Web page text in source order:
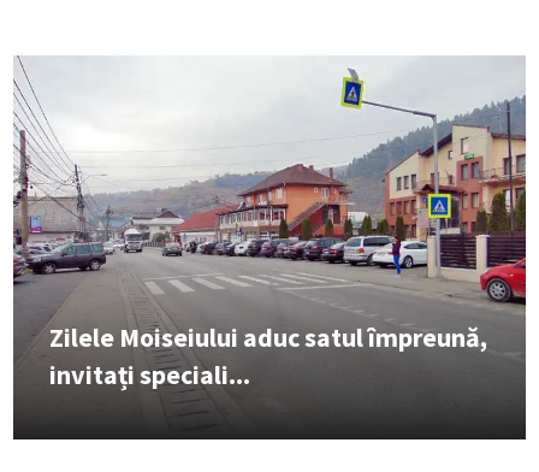
Zilele Moiseiului aduc satul împreună,
invitați speciali...